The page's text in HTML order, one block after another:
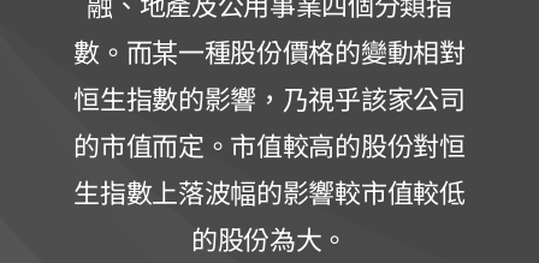
數。而某一種股份價格的變動相對
恒生指數的影響，乃視乎該家公司
的市值而定。市值較高的股份對恒
生指數上落波幅的影響較市值較低
的股份為大。